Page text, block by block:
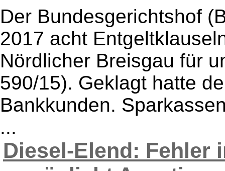
Der Bundesgerichtshof
2017 acht
Nördlicher Breisgau für
590/15). Geklagt hatte
Bankkunden.
...
Diesel-Elend: Fehler